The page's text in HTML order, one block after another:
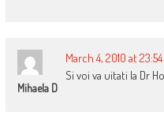
Mihaela D
March 4, 2010 at 23:54
Si voi va uitati la Dr